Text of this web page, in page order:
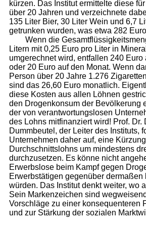
kürzen. Das Institut ermittelte diese
über 20 Jahren und verzeichnete
135 Liter Bier, 30 Liter Wein und 6,7
getrunken wurden, was etwa 282
Wenn die
Litern mit 0,25 Euro pro Liter in
umgerechnet wird, entfallen 240 Euro
oder 20 Euro auf den Monat. Wenn
Person über 20 Jahre 1.276
sind das 26,60 Euro monatlich.
diese Kosten aus allen Löhnen
den Drogenkonsum der Bevölkerung
der von verantwortungslosen
des Lohns mitfinanziert wird! Prof. Dr.
Dummbeutel, der Leiter des Instituts,
Unternehmen daher auf, eine
Durchschnittslohns um mindestens
durchzusetzen. Es könne nicht
Erwerbslose beim Kampf gegen
Erwerbstätigen gegenüber dermaßen
würden. Das Institut denkt weiter, wo
Sein Markenzeichen sind
Vorschläge zu einer konsequenteren
und zur Stärkung der sozialen